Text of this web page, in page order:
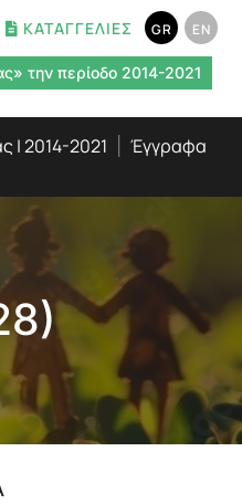
ΚΑΤΑΓΓΕΛΙΕΣ GR EN
την περίοδο 2014-2021
| 2014-2021 Έγγραφα